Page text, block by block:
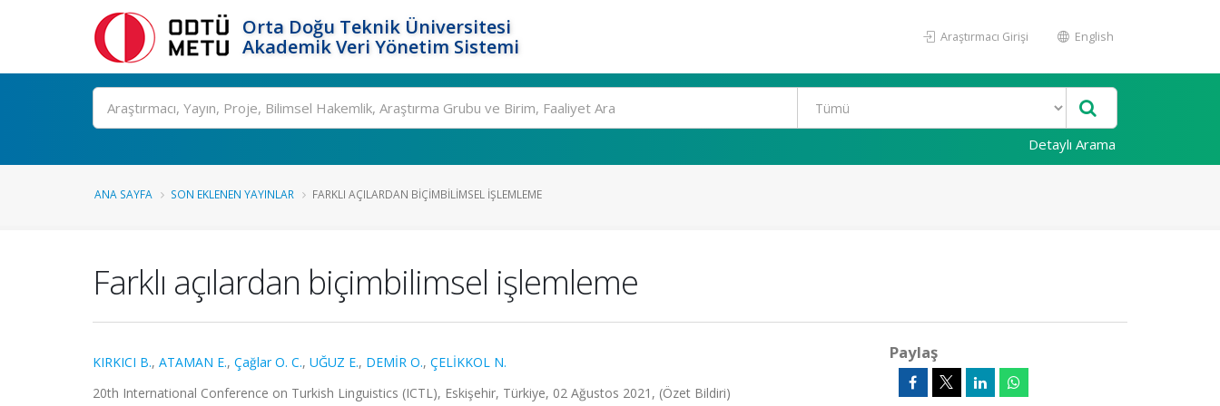
Orta Doğu Teknik Üniversitesi
Akademik Veri Yönetim Sistemi
Araştırmacı Girişi English
Ara
Detaylı Arama
ANA SAYFA SON EKLENEN YAYINLAR FARKLI AÇILARDAN BIÇIMBILIMSEL IŞLEMLEME
Farklı açılardan biçimbilimsel işlemleme
KIRKICI B., ATAMAN E., Çağlar O. C., UĞUZ E., DEMİR O., ÇELİKKOL N.
20th International Conference on Turkish Linguistics (ICTL), Eskişehir, Türkiye, 02 Ağustos 2021, (Özet Bildiri)
Paylaş